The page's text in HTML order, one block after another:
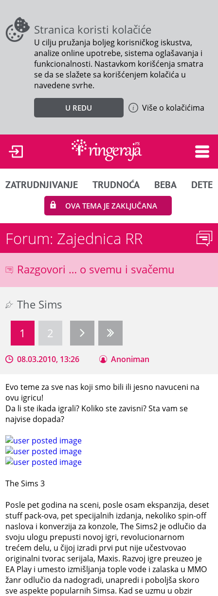
Stranica koristi kolačiće
U cilju pružanja boljeg korisničkog iskustva,
analize online upotrebe, sistema oglašavanja i
funkcionalnosti. Nastavkom korišćenja smatra
se da se slažete sa korišćenjem kolačića u
navedene svrhe.
U REDU Više o kolačićima
ZATRUDNJIVANJE TRUDNOĆA BEBA DETE
OVA TEMA JE ZAKLJUČANA
Forum: Zajednica RR
Razgovori … o svemu i svačemu
The Sims
1
2
08.03.2010, 13:26 Anoniman
Evo teme za sve nas koji smo bili ili jesno navuceni na
ovu igricu!
Da li ste ikada igrali? Koliko ste zavisni? Sta vam se
najvise dopada?
The Sims 3
Posle pet godina na sceni, posle osam ekspanzija, deset
stuff pack-ova, pet specijalnih izdanja, nekoliko spin-off
naslova i konverzija za konzole, The Sims2 je odlučio da
svoju ulogu prepusti novoj igri, revolucionarnom
trećem delu, u čijoj izradi prvi put nije učestvovao
originalni tvorac serijala, Maxis. Razvoj igre preuzeo je
EA Play i umesto izmišljanja tople vode i zalaska u MMO
žanr odlučio da nadogradi, unapredi i poboljša skoro
sve aspekte popularnih Simsa. Kad se uzmu u obzir